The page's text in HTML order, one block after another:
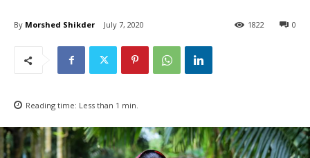
By Morshed Shikder July 7, 2020 0
1822
Reading time: Less than 1 min.